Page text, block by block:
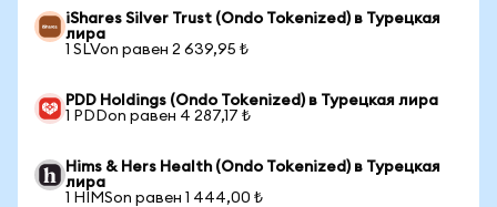
iShares Silver Trust (Ondo Tokenized) в Турецкая
лира
1 SLVon равен 2 639,95 ₺
PDD Holdings (Ondo Tokenized) в Турецкая лира
1 PDDon равен 4 287,17 ₺
Hims & Hers Health (Ondo Tokenized) в Турецкая
лира
1 HIMSon равен 1 444,00 ₺